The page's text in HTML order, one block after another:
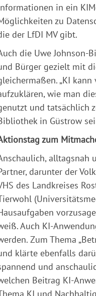
in ein
zu
der LfDI MV gibt.
die Uwe Johnson-
Bürger gezielt mit
„KI
wie man
und tatsächlich
in Güstrow
zum
alltagsnah
darunter der
des Landkreises
Auch KI-
Zum Thema
klärte ebenfalls
und
Beitrag KI-